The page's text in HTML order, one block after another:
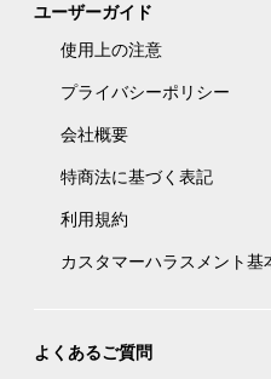
ユーザーガイド
使用上の注意
プライバシーポリシー
会社概要
特商法に基づく表記
利用規約
カスタマーハラスメント基
よくあるご質問